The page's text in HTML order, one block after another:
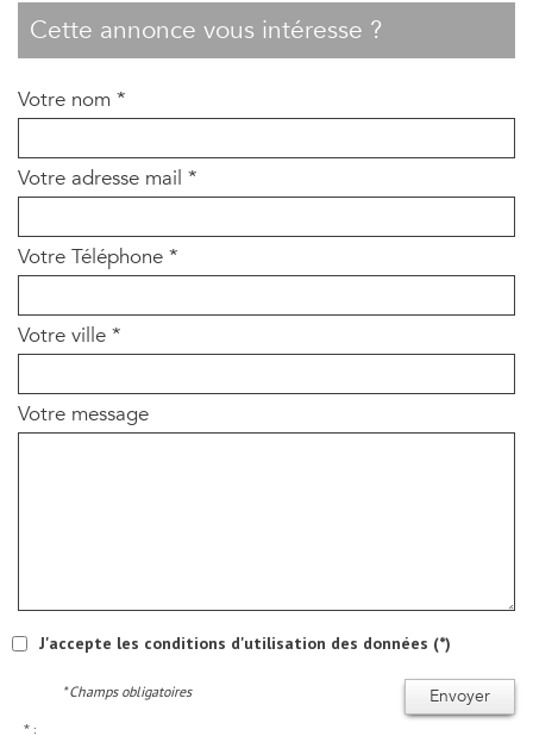
cette annonce vous intéresse ?
Votre nom *
Votre adresse mail *
Votre Téléphone *
Votre ville *
Votre message
J'accepte les conditions d'utilisation des données (*)
Envoyer
* Champs obligatoires
* :